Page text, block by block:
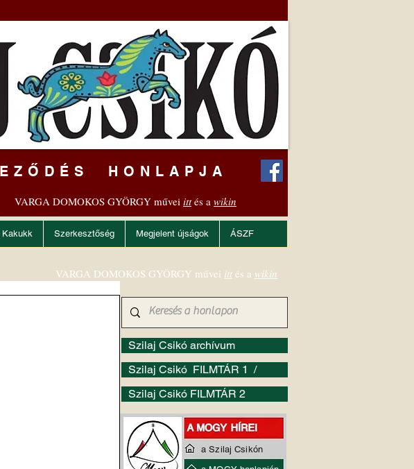
HONLAPJA
VARGA DOMOKOS GYÖRGY művei ittés a wikin
Kakukk Szerkesztőség Megjelent újságok ÁSZF
Szilaj Csikó archívum
Szilaj Csikó FILMTÁR 1 /
Szilaj Csikó FILMTÁR 2
VARGA DOMOKOS GYÖRGY művei itt és a wikin
a Szilaj Csikón